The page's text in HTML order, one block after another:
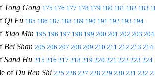
Tong Gong 175 176 177 178 179 180 181 182 183
Qi Fu 185 186 187 188 189 190 191 192 193 194
Xiao Min 195 196 197 198 199 200 201 202 203 204
Bei Shan 205 206 207 208 209 210 211 212 213 214
Sand Hu 215 216 217 218 219 220 221 222 223 224
of Du Ren Shi 225 226 227 228 229 230 231 232